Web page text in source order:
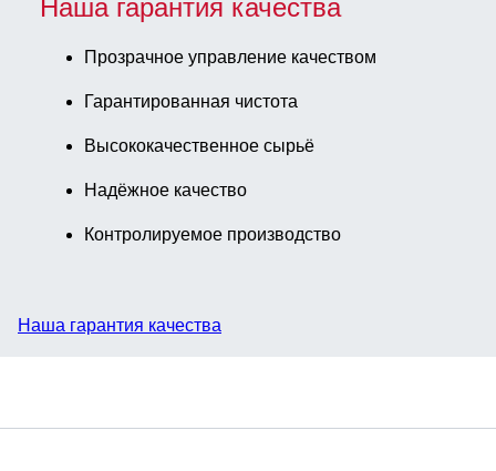
Наша гарантия качества
Прозрачное управление качеством
Гарантированная чистота
Высококачественное сырьё
Надёжное качество
Контролируемое производство
Наша гарантия качества